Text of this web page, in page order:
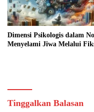
Dimensi Psikologis dalam
Menyelami Jiwa Melalui
Tinggalkan Balasan